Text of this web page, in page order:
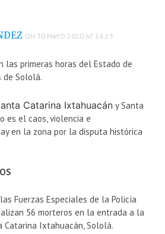
ON 30 MAYO 2020 AT 14:23
las primeras horas del Estado de
de Sololá.
Catarina Ixtahuacán y Santa
es el caos, violencia e
en la zona por la disputa histórica
Fuerzas Especiales de la Policía
56 morteros en la entrada a la
Catarina Ixtahuacán, Sololá.